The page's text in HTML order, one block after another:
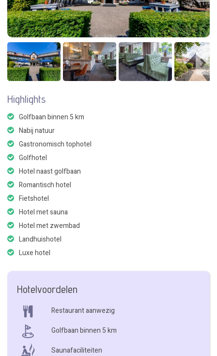
Highlights
Golfbaan binnen 5 km
Nabij natuur
Gastronomisch tophotel
Golfhotel
Hotel naast golfbaan
Romantisch hotel
Fietshotel
Hotel met sauna
Hotel met zwembad
Landhuishotel
Luxe hotel
Hotelvoordelen
Restaurant aanwezig
Golfbaan binnen 5 km
Saunafaciliteiten